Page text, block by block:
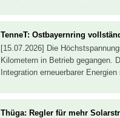
TenneT: Ostbayernring
[15.07.2026] Die
Kilometern in Betrieb gegangen.
Integration erneuerbarer
Thüga: Regler für mehr